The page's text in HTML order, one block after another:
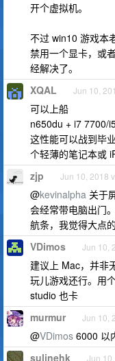
开个虚拟机。
不过 win10 游戏本
禁用一个显卡，或
经解决了。
XQAL Jun 10,
可以上船
n650du + i7 7700/
这性能可以战到毕
个轻薄的笔记本或
zjp Jun 10, 2018
@kevinalpha 关于
会经常带电脑出门
航条，我觉得大点
VDimos Jun 10,
建议上 Mac，并非
玩儿游戏还行。用
studio 也卡
murmur Jun 10,
@VDimos 6000 以
sulinehk Jun